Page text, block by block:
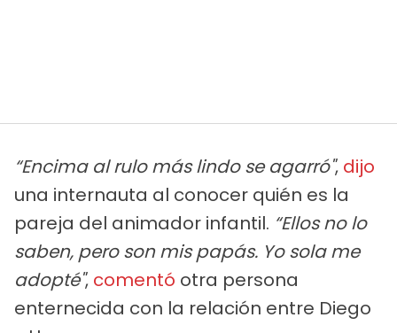
“Encima al rulo más lindo se agarró", dijo
una internauta al conocer quién es la
pareja del animador infantil. “Ellos no lo
saben, pero son mis papás. Yo sola me
adopté", comentó otra persona
enternecida con la relación entre Diego